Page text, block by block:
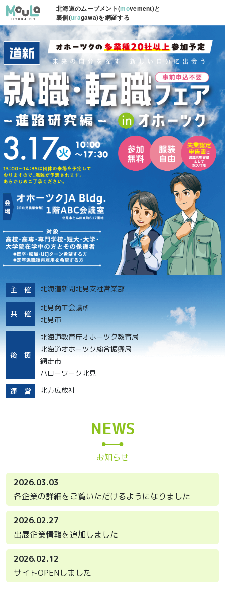
北海道のムーブメント(movement)と
裏側(uragawa)を網羅する
主 催 北海道新聞北見支社営業部
共 催
北見商工会議所
北見市
後 援
北海道教育庁オホーツク教育局
北海道オホーツク総合振興局
網走市
ハローワーク北見
運 営
北方広放社
NEWS
お知らせ
2026.03.03
各企業の詳細をご覧いただけるようになりました
2026.02.27
出展企業情報を追加しました
2026.02.12
サイトOPENしました